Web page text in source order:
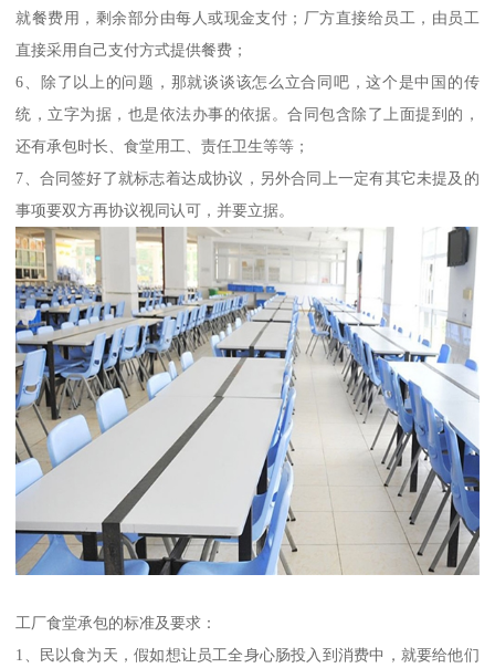
就餐费用，剩余部分由每人或现金支付；厂方直接给员工，由员工
直接采用自己支付方式提供餐费；
6、除了以上的问题，那就谈谈该怎么立合同吧，这个是中国的传
统，立字为据，也是依法办事的依据。合同包含除了上面提到的，
还有承包时长、食堂用工、责任卫生等等；
7、合同签好了就标志着达成协议，另外合同上一定有其它未提及的
事项要双方再协议视同认可，并要立据。
工厂食堂承包的标准及要求：
1、民以食为天，假如想让员工全身心肠投入到消费中，就要给他们